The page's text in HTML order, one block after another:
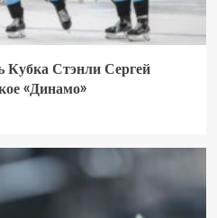
Кубка Стэнли Сергей
«Динамо»